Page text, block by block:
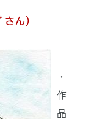
ん）
・
作
品